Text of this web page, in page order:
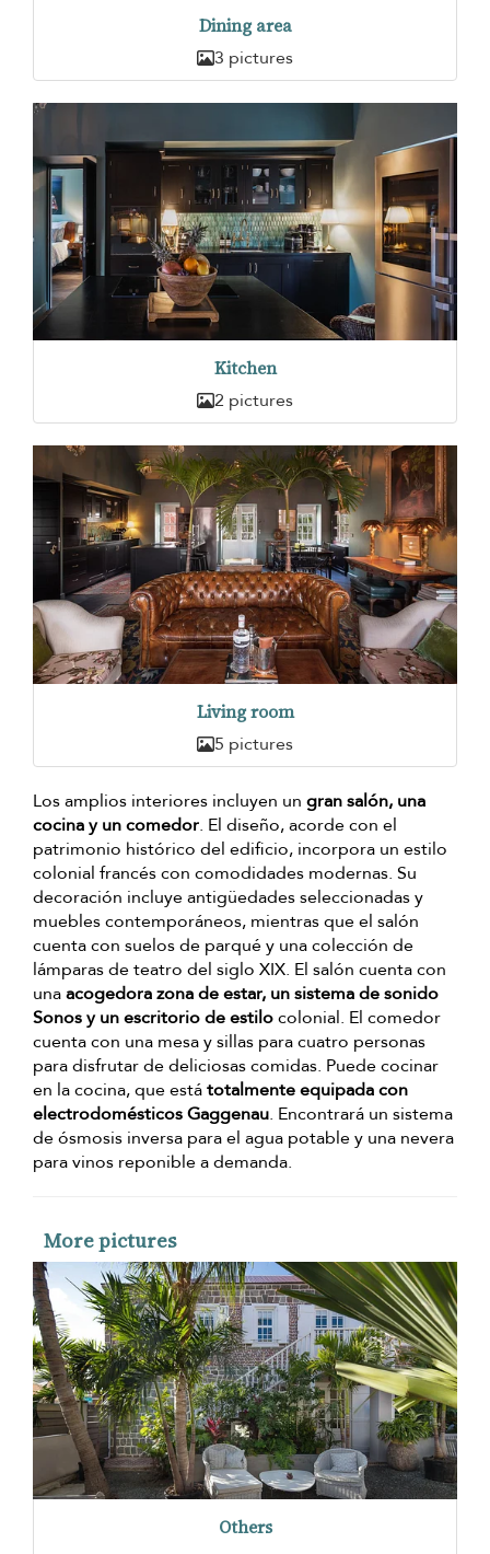
Dining area
3 pictures
Kitchen
2 pictures
Living room
5 pictures
Los amplios interiores incluyen un gran salón, una
cocina y un comedor. El diseño, acorde con el
patrimonio histórico del edificio, incorpora un estilo
colonial francés con comodidades modernas. Su
decoración incluye antigüedades seleccionadas y
muebles contemporáneos, mientras que el salón
cuenta con suelos de parqué y una colección de
lámparas de teatro del siglo XIX. El salón cuenta con
unaacogedora zona de estar, un sistema de sonido
Sonos y un escritorio de estilocolonial. El comedor
cuenta con una mesa y sillas para cuatro personas
para disfrutar de deliciosas comidas. Puede cocinar
en la cocina, que estátotalmente equipada con
electrodomésticos Gaggenau. Encontrará un sistema
de ósmosis inversa para el agua potable y una nevera
para vinos reponible a demanda.
More pictures
Others